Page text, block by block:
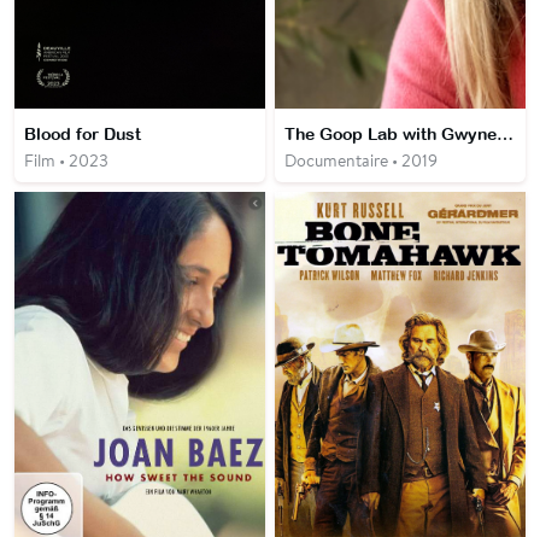
Blood for Dust
Film • 2023
The Goop Lab with Gwyneth Paltrow
Documentaire • 2019